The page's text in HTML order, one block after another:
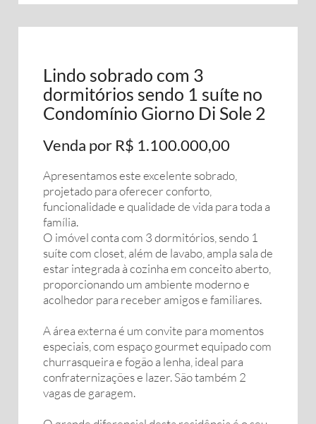
Lindo sobrado com 3
dormitórios sendo 1 suíte no
Condomínio Giorno Di Sole 2
Venda por R$ 1.100.000,00
Apresentamos este excelente sobrado,
projetado para oferecer conforto,
funcionalidade e qualidade de vida para toda a
família.
O imóvel conta com 3 dormitórios, sendo 1
suíte com closet, além de lavabo, ampla sala de
estar integrada à cozinha em conceito aberto,
proporcionando um ambiente moderno e
acolhedor para receber amigos e familiares.
A área externa é um convite para momentos
especiais, com espaço gourmet equipado com
churrasqueira e fogão a lenha, ideal para
confraternizações e lazer. São também 2
vagas de garagem.